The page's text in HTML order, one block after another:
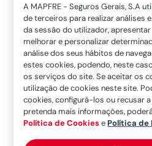
Cada umdos fatores
percentual que, quando
perfazem a variação do
o tomador.
Sinistralidade do
A MAPFRE - Seguros Gerais, S.A
de terceiros para realizar análises
da sessão do utilizador,
melhorar e personalizar
análise dos seus hábitos de
estes cookies, podendo, neste
os serviços do site. Se aceitar os
utilização de cookies neste site.
cookies, configurá-los ou recusar
pretenda mais informações,
Política de CookiesePolítica de